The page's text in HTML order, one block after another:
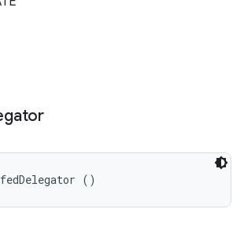
()